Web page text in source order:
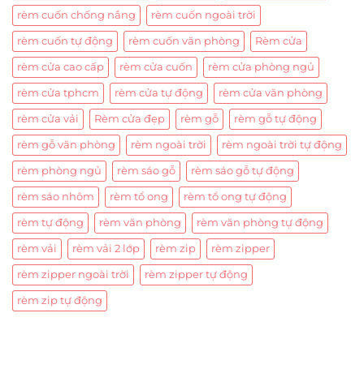
rèm cuốn chống nắng rèm cuốn ngoài trời
rèm cuốn tự động rèm cuốn văn phòng Rèm cửa
rèm cửa cao cấp rèm cửa cuốn rèm cửa phòng ngủ
rèm cửa tphcm rèm cửa tự động rèm cửa văn phòng
rèm cửa vải Rèm cửa đẹp rèm gỗ rèm gỗ tự động
rèm gỗ văn phòng rèm ngoài trời rèm ngoài trời tự động
rèm phòng ngủ rèm sáo gỗ rèm sáo gỗ tự động
rèm sáo nhôm rèm tổ ong rèm tổ ong tự động
rèm tự động rèm văn phòng rèm văn phòng tự động
rèm vải rèm vải 2 lớp rèm zip rèm zipper
rèm zipper ngoài trời rèm zipper tự động
rèm zip tự động